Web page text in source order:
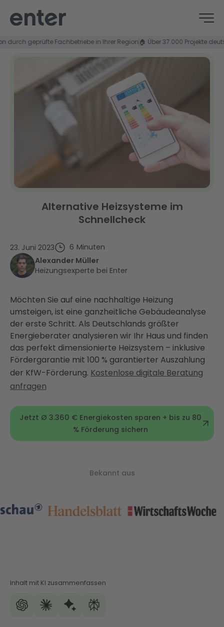
geprüfte Fachbetriebe in Ihrer Region 🏠 Über 37.000 Projekte
Alternative Heizsysteme im
Schnellcheck
23. Juni 2023 6 Minuten
Alexander Müller
Heizungsexperte bei Enter
Möchten Sie auf eine nachhaltige Heizung
umsteigen, ist eine ganzheitliche Gebäudeanalyse
der erste Schritt. Als Deutschlands größter
Energieberater analysieren wir Ihr Haus und finden
das perfekt dimensionierte Heizsystem – inklusive
Fördergarantie mit 100 % garantierter Auszahlung
der KfW-Förderung. Kostenlose digitale Beratung
anfragen
Jetzt Ø 3.360 € Energiekosten sparen + bis zu 80
% Förderung sichern
Bekannt aus
Inhalt mit KI zusammenfassen